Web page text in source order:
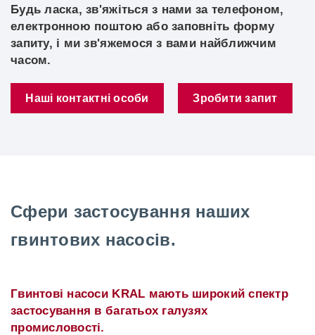
Будь ласка, зв'яжіться з нами за телефоном,
електронною поштою або заповніть форму
запиту, і ми зв'яжемося з вами найближчим
часом.
Наші контактні особи Зробити запит
Сфери застосування наших
гвинтових насосів.
Гвинтові насоси KRAL мають широкий спектр
застосування в багатьох галузях
промисловості.